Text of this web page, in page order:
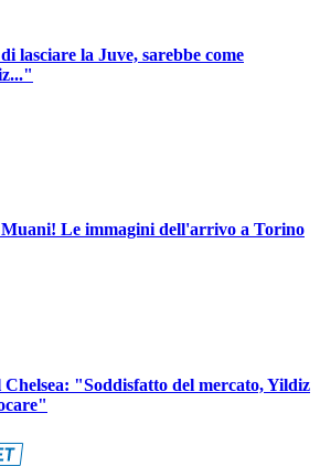
lasciare la Juve, sarebbe come
Le immagini dell'arrivo a Torino
"Soddisfatto del mercato, Yildiz